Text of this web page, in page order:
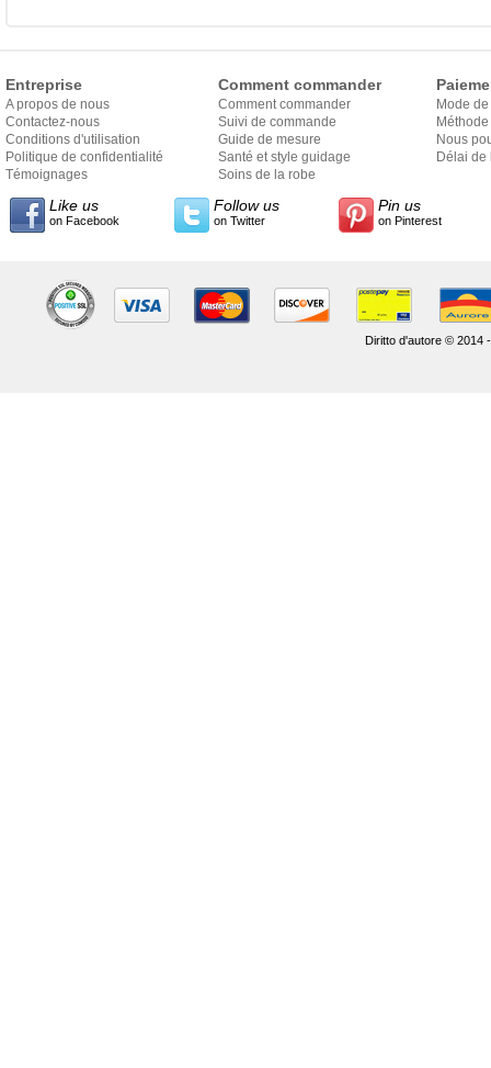
Entreprise
A propos de nous
Contactez-nous
Conditions d'utilisation
Politique de confidentialité
Témoignages
Comment commander
Comment commander
Suivi de commande
Guide de mesure
Santé et style guidage
Soins de la robe
Mode
Nous
Délai de
Like us
on Facebook
Follow us
on Twitter
Pin us
on Pinterest
Diritto d'autore © 2014